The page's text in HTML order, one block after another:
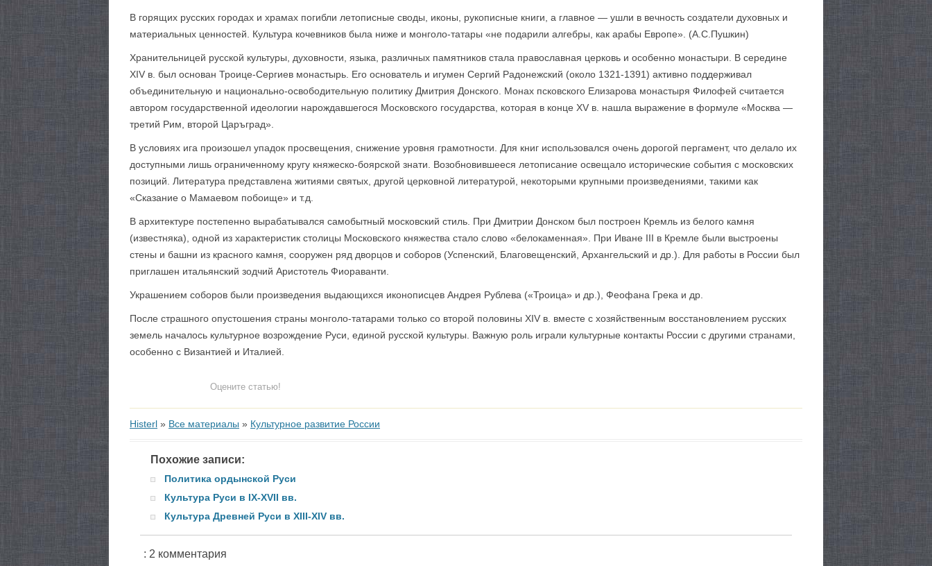
В горящих русских городах и храмах погибли летописные своды, иконы, рукописные книги, а главное — ушли в вечность создатели духовных и
материальных ценностей. Культура кочевников была ниже и монголо-татары «не подарили алгебры, как арабы Европе». (А.С.Пушкин)
Хранительницей русской культуры, духовности, языка, различных памятников стала православная церковь и особенно монастыри. В середине
XIV в. был основан Троице-Сергиев монастырь. Его основатель и игумен Сергий Радонежский (около 1321-1391) активно поддерживал
объединительную и национально-освободительную политику Дмитрия Донского. Монах псковского Елизарова монастыря Филофей считается
автором государственной идеологии нарождавшегося Московского государства, которая в конце XV в. нашла выражение в формуле «Москва —
третий Рим, второй Царъград».
В условиях ига произошел упадок просвещения, снижение уровня грамотности. Для книг использовался очень дорогой пергамент, что делало их
доступными лишь ограниченному кругу княжеско-боярской знати. Возобновившееся летописание освещало исторические события с московских
позиций. Литература представлена житиями святых, другой церковной литературой, некоторыми крупными произведе­ниями, такими как
«Сказание о Мамаевом побоище» и т.д.
В архитектуре постепенно вырабатывался самобытный московский стиль. При Дмитрии Донском был построен Кремль из белого камня
(известняка), одной из характеристик столицы Московского княжества стало слово «белокаменная». При Иване III в Кремле были выстроены
стены и башни из красного камня, сооружен ряд дворцов и соборов (Успенский, Благовещенский, Архангельский и др.). Для работы в России был
приглашен итальянский зодчий Аристотель Фиораванти.
Украшением соборов были произведения выдающихся иконописцев Андрея Рублева («Троица» и др.), Феофана Грека и др.
После страшного опустошения страны монголо-татарами только со второй половины XIV в. вместе с хозяйственным восстановлением русских
земель началось культурное возрождение Руси, единой русской культуры. Важную роль играли культурные контакты России с другими странами,
особенно с Византией и Италией.
Оцените статью!
Histerl » Все материалы » Культурное развитие России
Похожие записи:
Политика ордынской Руси
Культура Руси в IX-XVII вв.
Культура Древней Руси в XIII-XIV вв.
: 2 комментария